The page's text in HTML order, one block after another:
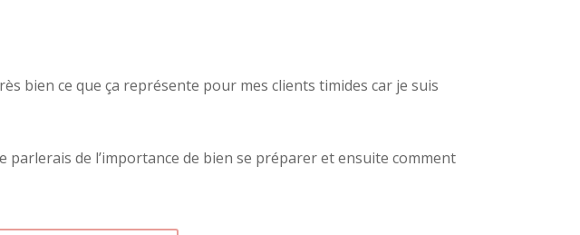
bien ce que ça représente pour mes clients timides car je suis
parlerais de l’importance de bien se préparer et ensuite comment